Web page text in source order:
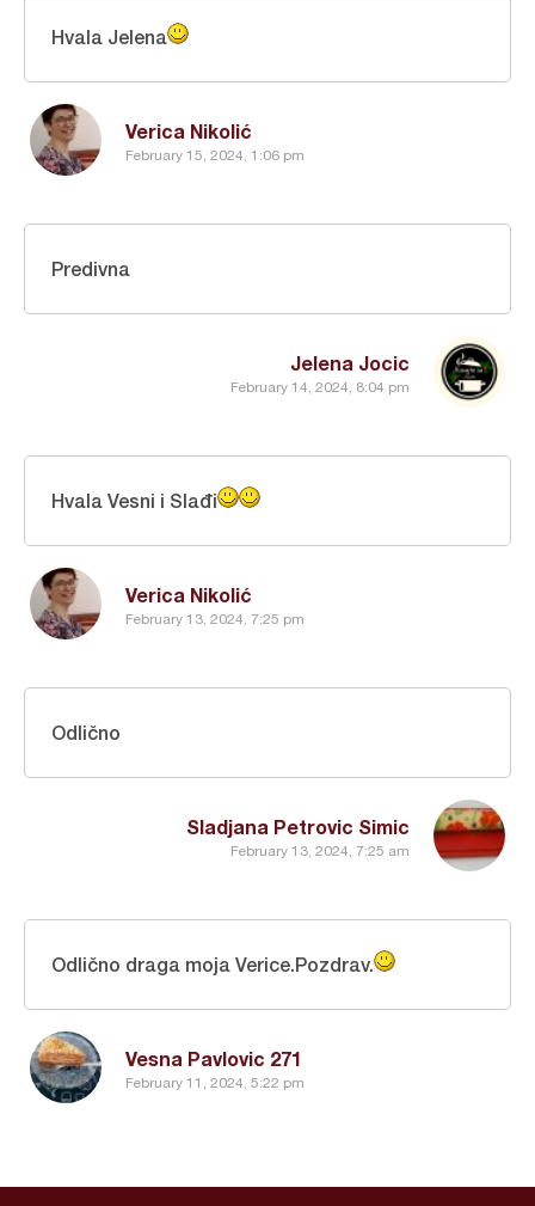
Verica Nikolić
February 15, 2024, 1:06 pm
Hvala Jelena
Jelena Jocic
February 14, 2024, 8:04 pm
Predivna
Verica Nikolić
February 13, 2024, 7:25 pm
Hvala Vesni i Slađi
Sladjana Petrovic Simic
February 13, 2024, 7:25 am
Odlično
Vesna Pavlovic 271
February 11, 2024, 5:22 pm
Odlično draga moja Verice.Pozdrav.